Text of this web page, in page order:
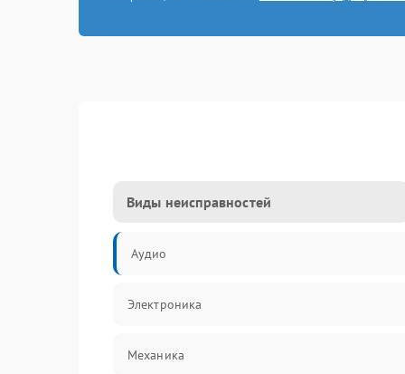
Виды неисправностей
Аудио
Электроника
Механика